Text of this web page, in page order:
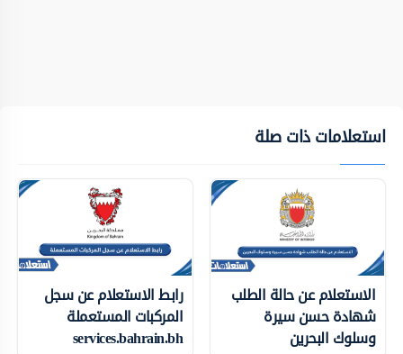
استعلامات ذات صلة
الاستعلام عن حالة الطلب
شهادة حسن سيرة
وسلوك البحرين
رابط الاستعلام عن سجل
المركبات المستعملة
services.bahrain.bh